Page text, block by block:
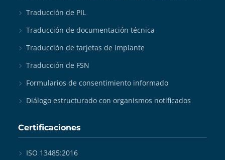
Traducción de PIL
Traducción de documentación técnica
Traducción de tarjetas de implante
Traducción de FSN
Formularios de consentimiento informado
Diálogo estructurado con organismos notificados
Certificaciones
ISO 13485:2016